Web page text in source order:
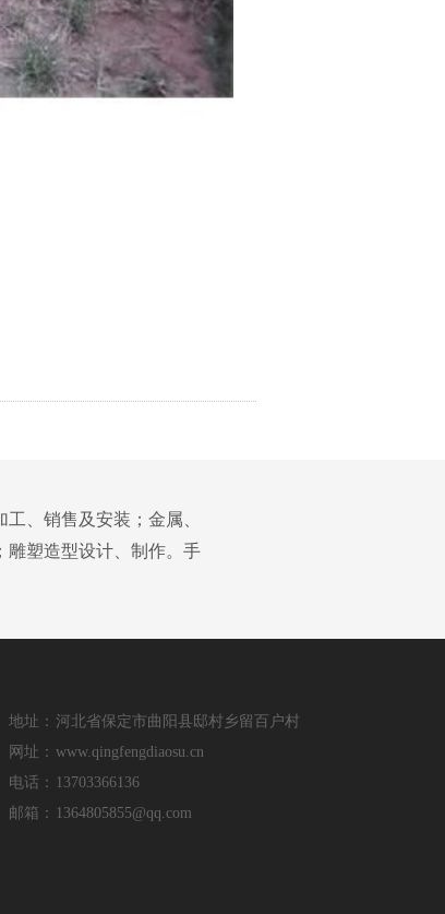
、销售及安装；金属、
雕塑造型设计、制作。手
地址： 河北省保定市曲阳县邸村乡留百户村
网址： www.qingfengdiaosu.cn
电话： 13703366136
邮箱： 1364805855@qq.com